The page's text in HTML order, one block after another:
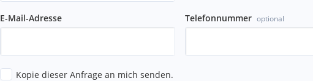
E-Mail-Adresse Telefonnummer optional
Kopie dieser Anfrage an mich senden.